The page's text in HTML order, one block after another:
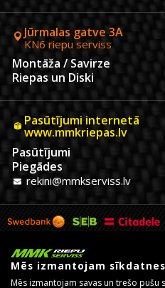
Jūrmalas gatve 3A
KN6 riepu serviss
Montāža / Savirze
Riepas un Diski
Pasūtījumi internetā
www.mmkriepas.lv
Pasūtījumi
Piegādes
rekini@mmkserviss.lv
Mēs izmantojam sīkdatnes
Mēs izmantojam savas un trešo pušu